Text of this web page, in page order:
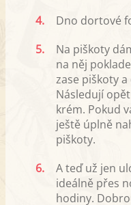
4.
Dno dortové
5.
Na piškoty
na něj
zase piškoty
Následují
krém. Pokud
ještě úplně
piškoty.
6.
A teď už jen
ideálně přes
hodiny.